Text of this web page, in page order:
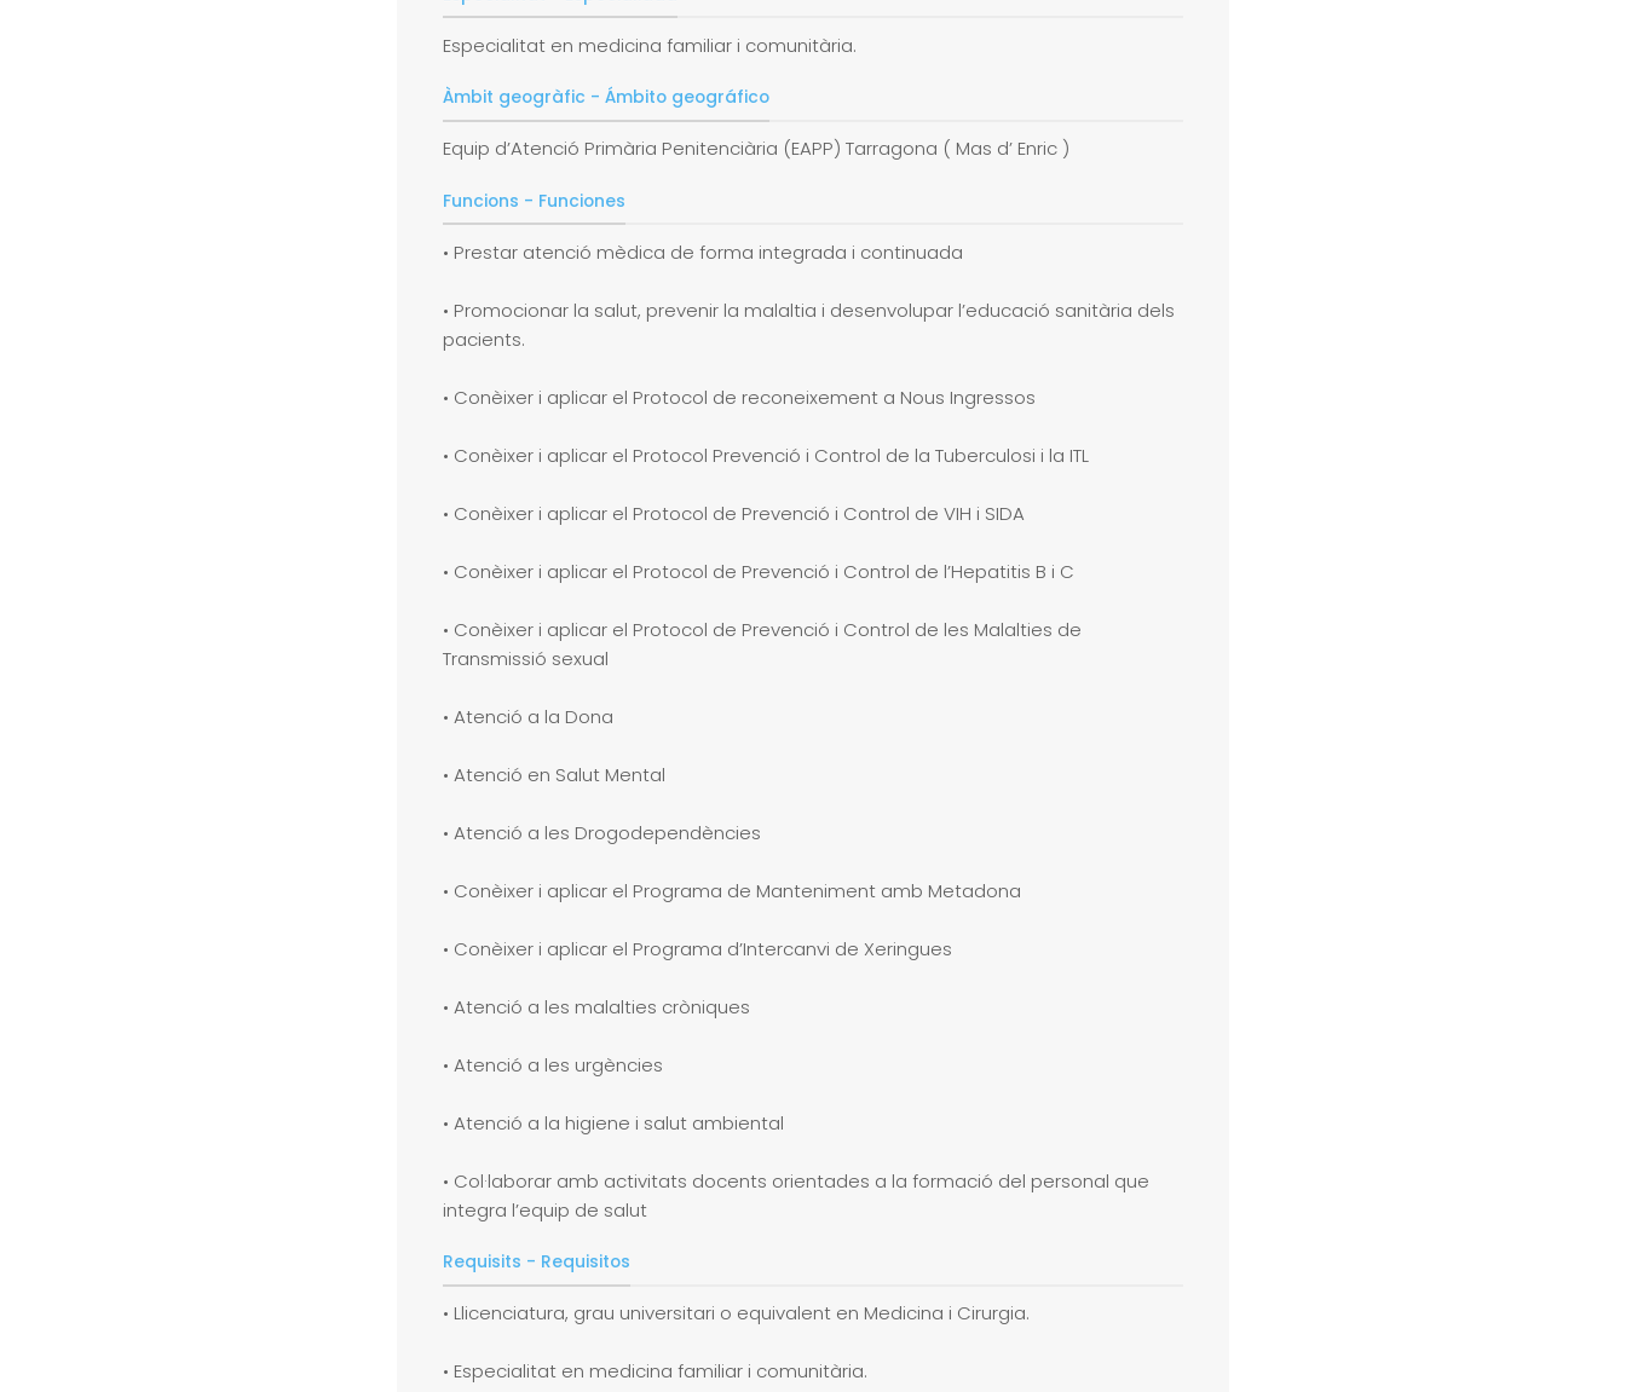
Especialitat en medicina familiar i comunitària.
Àmbit geogràfic - Ámbito geográfico
Equip d’Atenció Primària Penitenciària (EAPP) Tarragona ( Mas d’ Enric )
Funcions - Funciones
• Prestar atenció mèdica de forma integrada i continuada
• Promocionar la salut, prevenir la malaltia i desenvolupar l’educació sanitària dels
pacients.
• Conèixer i aplicar el Protocol de reconeixement a Nous Ingressos
• Conèixer i aplicar el Protocol Prevenció i Control de la Tuberculosi i la ITL
• Conèixer i aplicar el Protocol de Prevenció i Control de VIH i SIDA
• Conèixer i aplicar el Protocol de Prevenció i Control de l’Hepatitis B i C
• Conèixer i aplicar el Protocol de Prevenció i Control de les Malalties de
Transmissió sexual
• Atenció a la Dona
• Atenció en Salut Mental
• Atenció a les Drogodependències
• Conèixer i aplicar el Programa de Manteniment amb Metadona
• Conèixer i aplicar el Programa d’Intercanvi de Xeringues
• Atenció a les malalties cròniques
• Atenció a les urgències
• Atenció a la higiene i salut ambiental
• Col·laborar amb activitats docents orientades a la formació del personal que
integra l’equip de salut
Requisits - Requisitos
• Llicenciatura, grau universitari o equivalent en Medicina i Cirurgia.
• Especialitat en medicina familiar i comunitària.